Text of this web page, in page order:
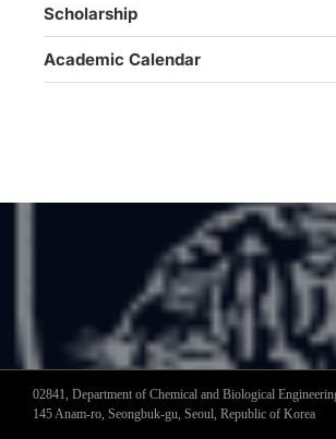
Scholarship
Academic Calendar
02841, Department of Chemical and Biological
145 Anam-ro, Seongbuk-gu, Seoul, Republic of Korea